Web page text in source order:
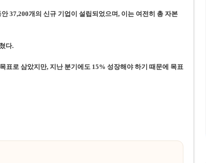
37,200개의 신규 기업이 설립되었으며, 이는 여전히 총 자본
다.
표로 삼았지만, 지난 분기에도 15% 성장해야 하기 때문에 목표